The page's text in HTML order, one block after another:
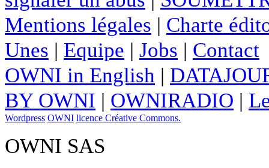
Mentions légales | Charte
Unes | Equipe | Jobs | Contact
OWNI in English |
BY OWNI | OWNIRADIO |
Wordpress OWNI licence Créative Commons.
OWNI SAS